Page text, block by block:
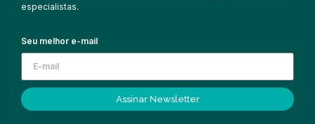
especialistas.
Seu melhor e-mail
Assinar Newsletter